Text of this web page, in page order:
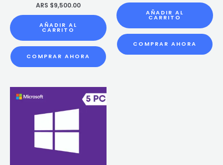
ARS $9,500.00
AÑADIR AL
CARRITO
COMPRAR AHORA
AÑADIR AL
CARRITO
COMPRAR AHORA